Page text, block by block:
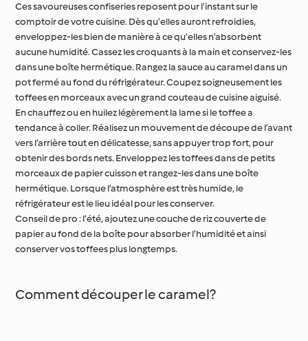
Ces savoureuses confiseries reposent pour l’instant sur le
comptoir de votre cuisine. Dès qu’elles auront refroidies,
enveloppez-les bien de manière à ce qu’elles n’absorbent
aucune humidité. Cassez les croquants à la main et conservez-les
dans une boîte hermétique. Rangez la sauce au caramel dans un
pot fermé au fond du réfrigérateur. Coupez soigneusement les
toffees en morceaux avec un grand couteau de cuisine aiguisé.
En chauffez ou en huilez légèrement la lame si le toffee a
tendance à coller. Réalisez un mouvement de découpe de l’avant
vers l’arrière tout en délicatesse, sans appuyer trop fort, pour
obtenir des bords nets. Enveloppez les toffees dans de petits
morceaux de papier cuisson et rangez-les dans une boîte
hermétique. Lorsque l’atmosphère est très humide, le
réfrigérateur est le lieu idéal pour les conserver.
Conseil de pro : l’été, ajoutez une couche de riz couverte de
papier au fond de la boîte pour absorber l’humidité et ainsi
conserver vos toffees plus longtemps.
Comment découper le caramel?